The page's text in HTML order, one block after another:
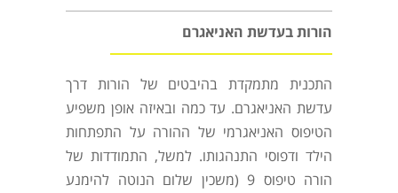
הורות בעדשת האניאגרם
התכנית מתמקדת בהיבטים של הורות דרך
עדשת האניאגרם. עד כמה ובאיזה אופן משפיע
הטיפוס האניאגרמי של ההורה על התפתחות
הילד ודפוסי התנהגותו. למשל, התמודדות של
הורה טיפוס 9 (משכין שלום הנוטה להימנע